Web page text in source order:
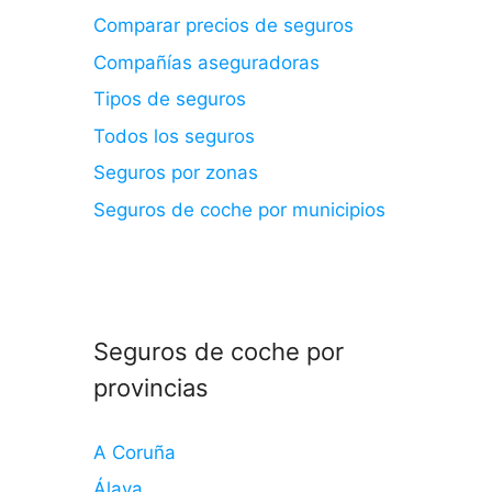
Comparar precios de seguros
Compañías aseguradoras
Tipos de seguros
Todos los seguros
Seguros por zonas
Seguros de coche por municipios
Seguros de coche por
provincias
A Coruña